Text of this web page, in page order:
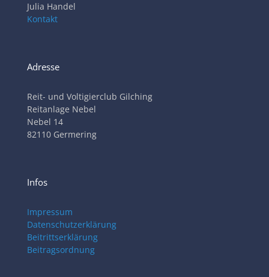
Julia Handel
Kontakt
Adresse
Reit- und Voltigierclub Gilching
Reitanlage Nebel
Nebel 14
82110 Germering
Infos
Impressum
Datenschutzerklärung
Beitrittserklärung
Beitragsordnung